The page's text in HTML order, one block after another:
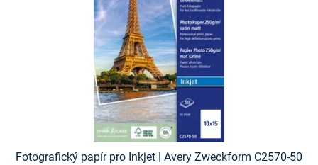
Fotografický papír pro Inkjet | Avery Zweckform C2570-50